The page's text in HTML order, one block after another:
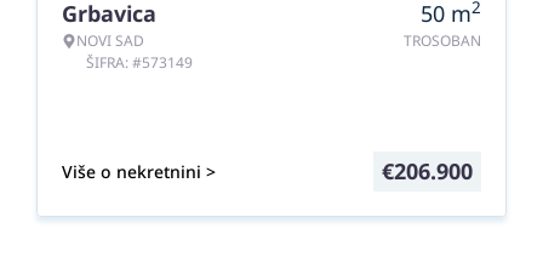
Grbavica
NOVI SAD
ŠIFRA: #573149
50 m2
TROSOBAN
Više o nekretnini > €206.900